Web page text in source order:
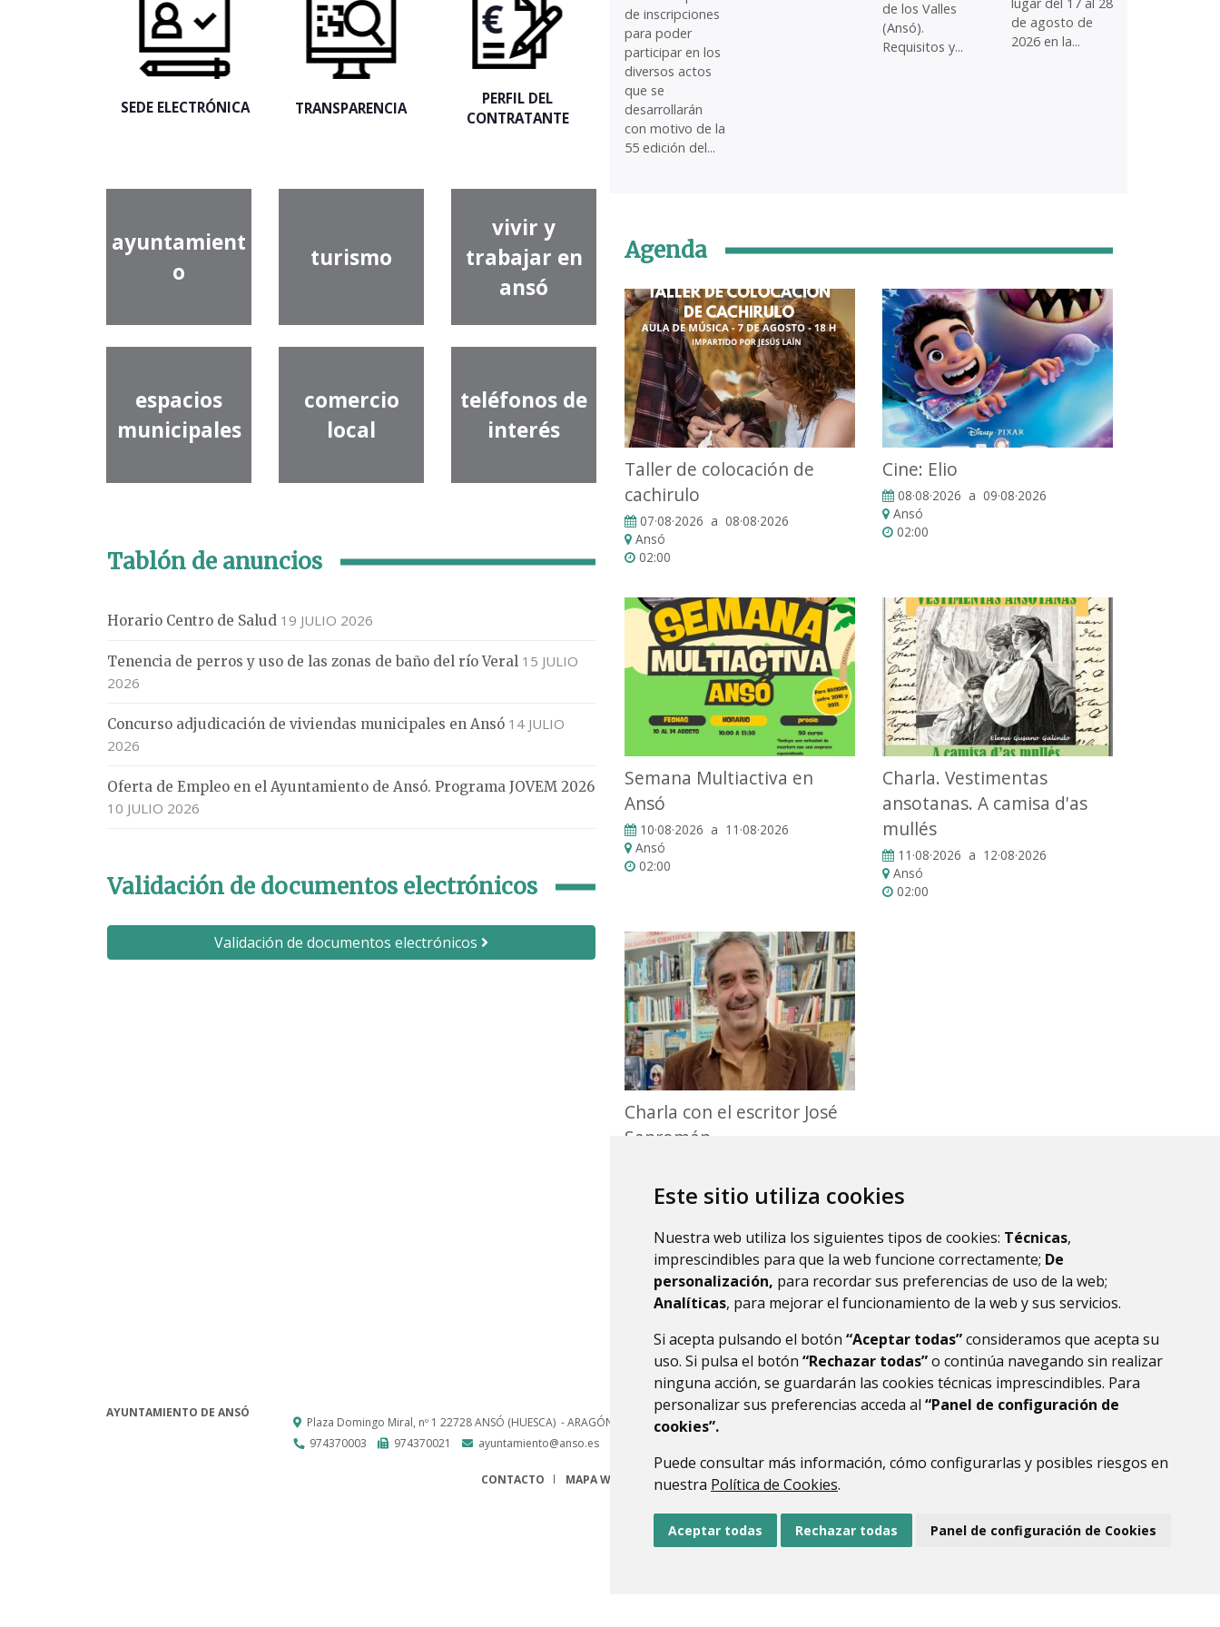
Este sitio utiliza cookies
Nuestra web utiliza los siguientes tipos de cookies: Técnicas,
imprescindibles para que la web funcione correctamente; De
personalización, para recordar sus preferencias de uso de la web;
Analíticas, para mejorar el funcionamiento de la web y sus servicios.
Si acepta pulsando el botón “Aceptar todas”consideramos que acepta su
uso. Si pulsa el botón “Rechazar todas”o continúa navegando sin realizar
ninguna acción, se guardarán las cookies técnicas imprescindibles. Para
personalizar sus preferencias acceda al “Panel de configuración de
cookies”.
Puede consultar más información, cómo configurarlas y posibles riesgos en
nuestra Política de Cookies.
Aceptar todas Rechazar todas Panel de configuración de Cookies
SEDE ELECTRÓNICA TRANSPARENCIA
PERFIL DEL
CONTRATANTE
ayuntamient
o
turismo
vivir y
trabajar en
ansó
espacios
municipales
comercio
local
teléfonos de
interés
Tablón de anuncios
Horario Centro de Salud 19 JULIO 2026
Tenencia de perros y uso de las zonas de baño del río Veral 15 JULIO
2026
Concurso adjudicación de viviendas municipales en Ansó 14 JULIO
2026
Oferta de Empleo en el Ayuntamiento de Ansó. Programa JOVEM 2026
10 JULIO 2026
Validación de documentos electrónicos
Validación de documentos electrónicos
de inscripciones
para poder
participar en los
diversos actos
que se
desarrollarán
con motivo de la
55 edición del...
de los Valles
(Ansó).
Requisitos y...
de agosto de
2026 en la...
Agenda
Taller de colocación de
cachirulo
07·08·2026 a 08·08·2026
Ansó
02:00
Cine: Elio
08·08·2026 a 09·08·2026
Ansó
02:00
Semana Multiactiva en
Ansó
10·08·2026 a 11·08·2026
Ansó
02:00
Charla. Vestimentas
ansotanas. A camisa d'as
mullés
11·08·2026 a 12·08·2026
Ansó
02:00
Charla con el escritor José
Sanromán
02:00
5 entradas Mostrando el intervalo 1 - 5 de 22 resultados.
1 2 3 4 5
AYUNTAMIENTO DE ANSÓ
Plaza Domingo Miral, nº 1 22728ANSÓ (HUESCA) - ARAGÓN
(ESPAÑA)
974370003
974370021 ayuntamiento@anso.es
CONTACTO MAPA WEB AVISO LEGAL PROTECCIÓN DE DATOS